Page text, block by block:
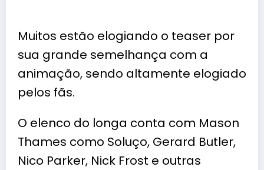
Muitos estão elogiando o teaser por
sua grande semelhança com a
animação, sendo altamente elogiado
pelos fãs.
O elenco do longa conta com Mason
Thames como Soluço, Gerard Butler,
Nico Parker, Nick Frost e outras